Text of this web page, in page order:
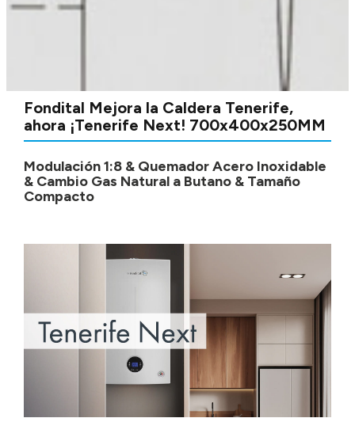
Fondital Mejora la Caldera Tenerife,
ahora ¡Tenerife Next! 700x400x250MM
Modulación 1:8 & Quemador Acero Inoxidable
& Cambio Gas Natural a Butano & Tamaño
Compacto